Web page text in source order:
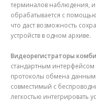
терминалов наблюдения,
обрабатывается с
что даст возможность
устройств в одном архиве.
Видеорегистраторы
стандартным интерфейсом
протоколы обмена
совместимый с
легкостью интегрировать